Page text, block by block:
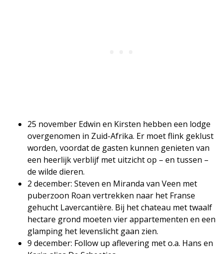
25 november Edwin en Kirsten hebben een lodge
overgenomen in Zuid-Afrika. Er moet flink geklust
worden, voordat de gasten kunnen genieten van
een heerlijk verblijf met uitzicht op – en tussen –
de wilde dieren.
2 december: Steven en Miranda van Veen met
puberzoon Roan vertrekken naar het Franse
gehucht Lavercantière. Bij het chateau met twaalf
hectare grond moeten vier appartementen en een
glamping het levenslicht gaan zien.
9 december: Follow up aflevering met o.a. Hans en